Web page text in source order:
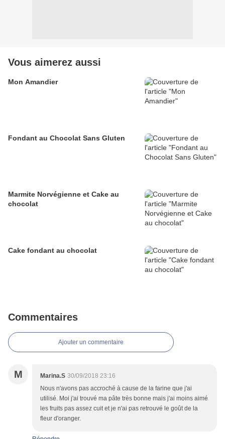
Vous aimerez aussi
Mon Amandier
Fondant au Chocolat Sans Gluten
Marmite Norvégienne et Cake au
chocolat
Cake fondant au chocolat
Commentaires
Ajouter un commentaire
M Marina.S 30/09/2018 23:16
Nous n'avons pas accroché à cause de la farine que j'ai
utilisé. Moi j'ai trouvé ma pâte très bonne mais j'ai moins aimé
les fruits pas assez cuit et je n'ai pas retrouvé le goût de la
fleur d'oranger.